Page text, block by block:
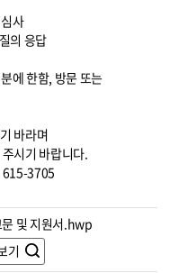
사
의 응답
에 한함, 방문 또는
바라며
시기 바랍니다.
615-3705
및 지원서.hwp
기